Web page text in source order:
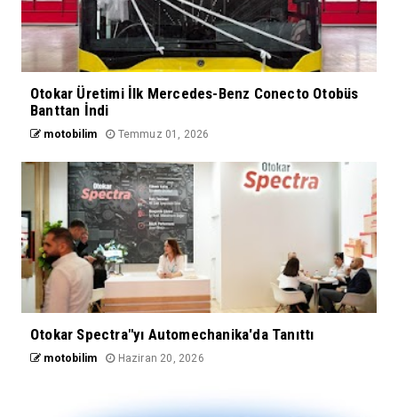
Otokar Üretimi İlk Mercedes-Benz Conecto Otobüs
Banttan İndi
motobilim Temmuz 01, 2026
Otokar Spectra"yı Automechanika'da Tanıttı
motobilim Haziran 20, 2026